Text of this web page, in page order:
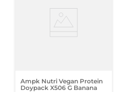
Ampk Nutri Vegan Protein
Doypack X506 G Banana